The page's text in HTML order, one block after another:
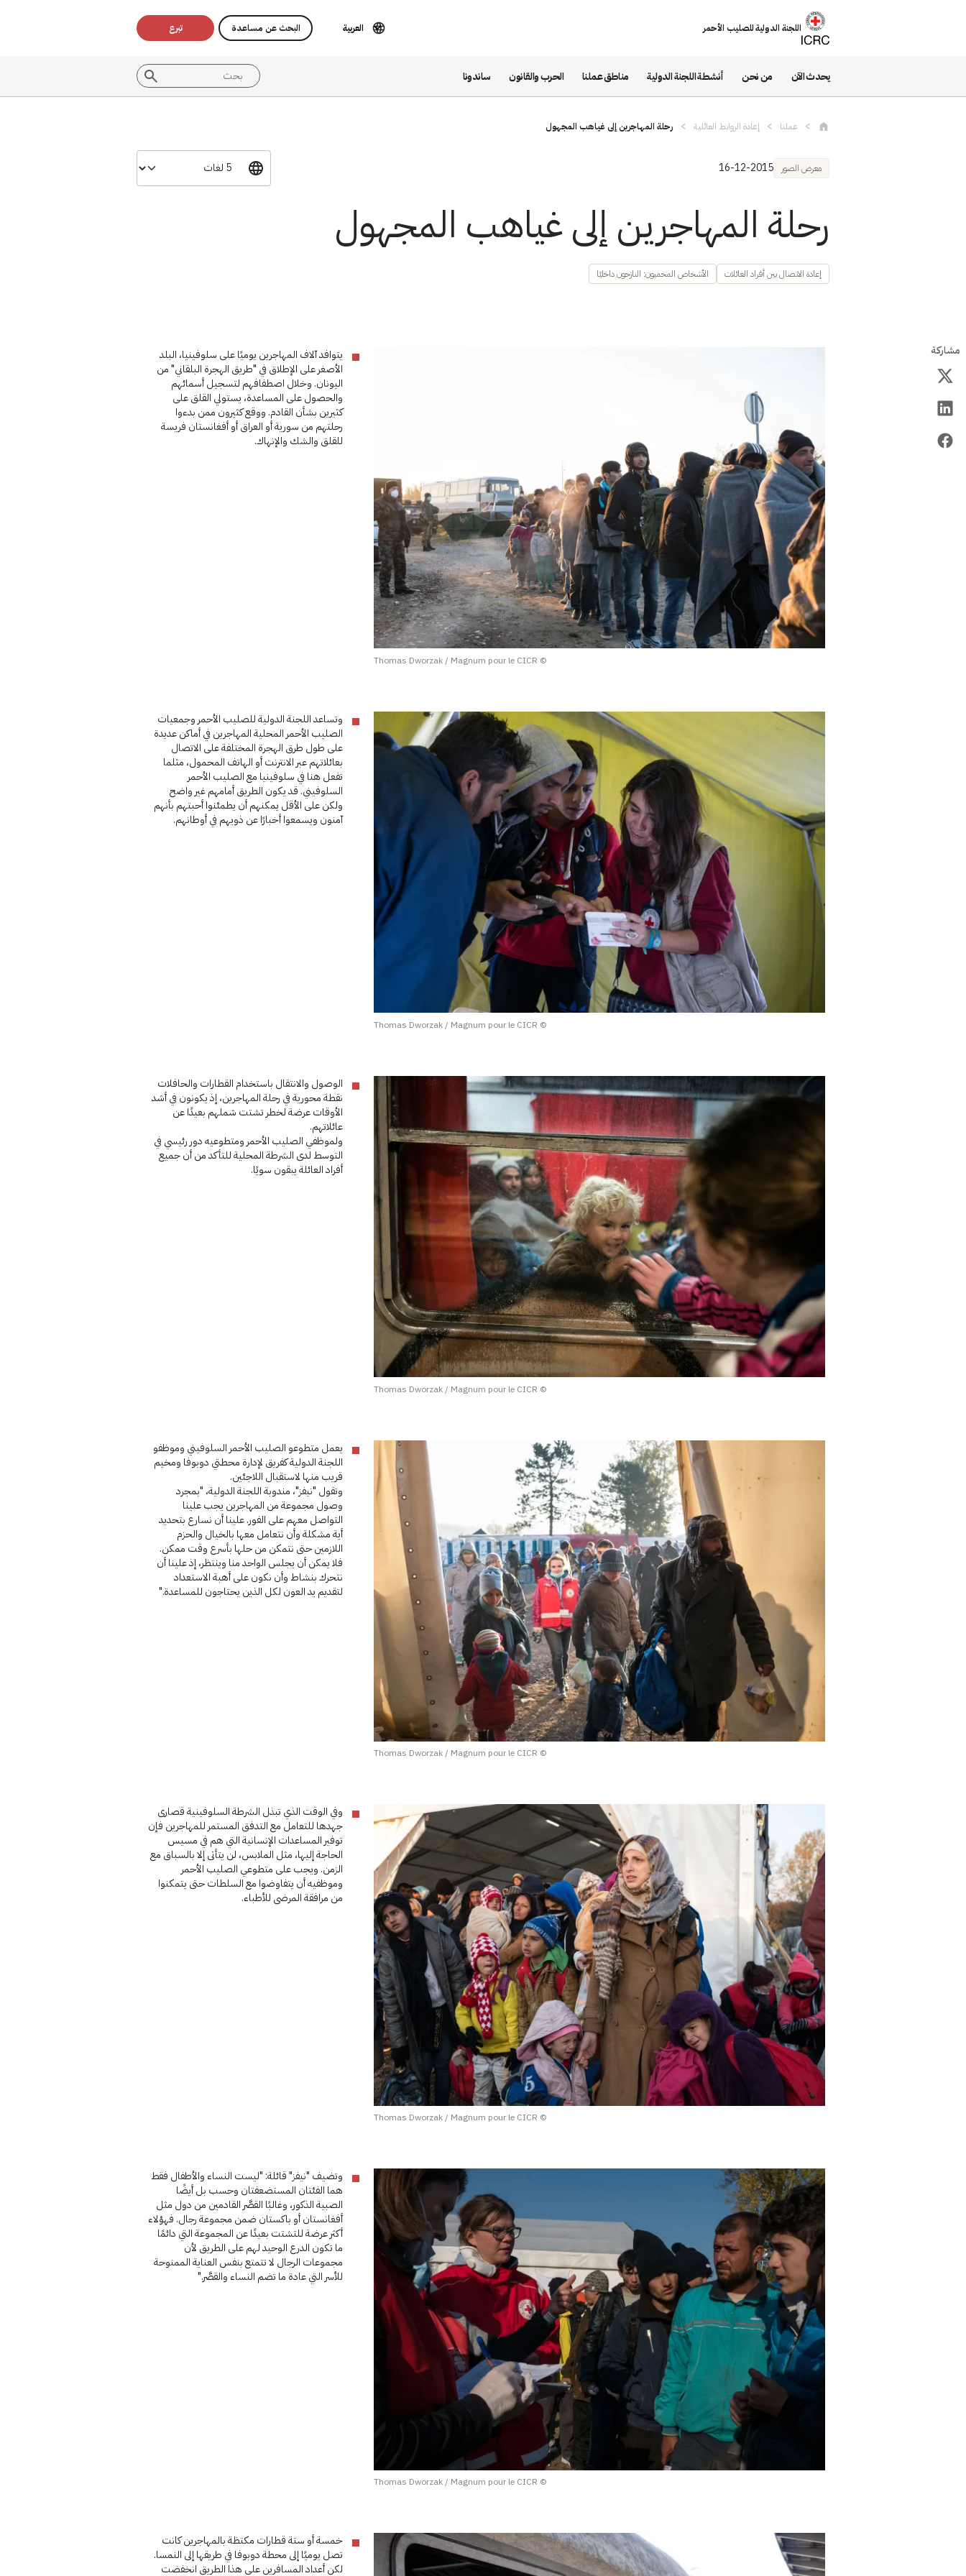
اللجنة الدولية للصليب الأحمر العربية البحث عن مساعدة تبرع
يحدث الآن من نحن أنشطة اللجنة الدولية مناطق عملنا الحرب والقانون ساندونا
عملنا إعادة الروابط العائلية رحلة المهاجرين إلى غياهب المجهول
معرض الصور 16-12-2015
رحلة المهاجرين إلى غياهب المجهول
إعادة الاتصال بين أفراد العائلات الأشخاص المحميون: النازحون داخليًا
مشاركة
© Thomas Dworzak / Magnum pour le CICR
يتوافد آلاف المهاجرين يوميًا على سلوفينيا، البلد
الأصغر على الإطلاق في "طريق الهجرة البلقاني" من
اليونان. وخلال اصطفافهم لتسجيل أسمائهم
والحصول على المساعدة، يستولي القلق على
كثيرين بشأن القادم. ووقع كثيرون ممن بدءوا
رحلتهم من سورية أو العراق أو أفغانستان فريسة
للقلق والشك والإنهاك.
© Thomas Dworzak / Magnum pour le CICR
وتساعد اللجنة الدولية للصليب الأحمر وجمعيات
الصليب الأحمر المحلية المهاجرين في أماكن عديدة
على طول طرق الهجرة المختلفة على الاتصال
بعائلاتهم عبر الانترنت أو الهاتف المحمول، مثلما
تفعل هنا في سلوفينيا مع الصليب الأحمر
السلوفيني. قد يكون الطريق أمامهم غير واضح
ولكن على الأقل يمكنهم أن يطمئنوا أحبتهم بأنهم
آمنون ويسمعوا أخبارًا عن ذويهم في أوطانهم.
© Thomas Dworzak / Magnum pour le CICR
الوصول والانتقال باستخدام القطارات والحافلات
نقطة محورية في رحلة المهاجرين، إذ يكونون في أشد
الأوقات عرضة لخطر تشتت شملهم بعيدًا عن
عائلاتهم.
ولموظفي الصليب الأحمر ومتطوعيه دور رئيسي في
التوسط لدى الشرطة المحلية للتأكد من أن جميع
أفراد العائلة يبقون سويًا.
© Thomas Dworzak / Magnum pour le CICR
يعمل متطوعو الصليب الأحمر السلوفيني وموظفو
اللجنة الدولية كفريق لإدارة محطتي دوبوفا ومخيم
قريب منها لاستقبال اللاجئين.
وتقول "نيفز"، مندوبة اللجنة الدولية، "بمجرد
وصول مجموعة من المهاجرين يجب علينا
التواصل معهم على الفور. علينا أن نسارع بتحديد
أية مشكلة وأن نتعامل معها بالخيال والحزم
اللازمين حتى نتمكن من حلها بأسرع وقت ممكن.
فلا يمكن أن يجلس الواحد منا وينتظر، إذ علينا أن
نتحرك بنشاط وأن نكون على أهبة الاستعداد
لتقديم يد العون لكل الذين يحتاجون للمساعدة."
© Thomas Dworzak / Magnum pour le CICR
وفي الوقت الذي تبذل الشرطة السلوفينية قصارى
جهدها للتعامل مع التدفق المستمر للمهاجرين فإن
توفير المساعدات الإنسانية التي هم في مسيس
الحاجة إليها، مثل الملابس، لن يتأتى إلا بالسباق مع
الزمن. ويجب على متطوعي الصليب الأحمر
وموظفيه أن يتفاوضوا مع السلطات حتى يتمكنوا
من مرافقة المرضى للأطباء.
© Thomas Dworzak / Magnum pour le CICR
وتضيف "نيفز" قائلة: "ليست النساء والأطفال فقط
هما الفئتان المستضعفتان وحسب بل أيضًا
الصبية الذكور، وغالبًا القصَّر القادمين من دول مثل
أفغانستان أو باكستان ضمن مجموعة رجال. فهؤلاء
أكثر عرضة للتشتت بعيدًا عن المجموعة التي دائمًا
ما تكون الدرع الوحيد لهم على الطريق لأن
مجموعات الرجال لا تتمتع بنفس العناية الممنوحة
للأسر التي عادة ما تضم النساء والقصَّر."
خمسة أو ستة قطارات مكتظة بالمهاجرين كانت
تصل يوميًا إلى محطة دوبوفا في طريقها إلى النمسا.
لكن أعداد المسافرين على هذا الطريق انخفضت